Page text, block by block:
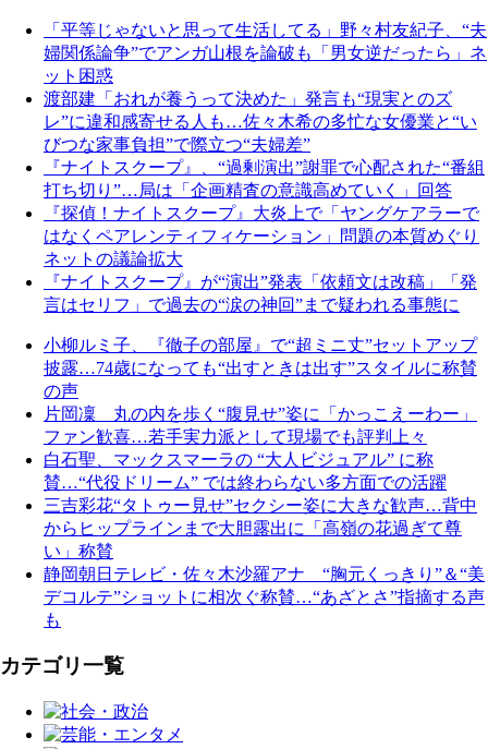
「平等じゃないと思って生活してる」野々村友紀子、“夫
婦関係論争”でアンガ山根を論破も「男女逆だったら」ネ
ット困惑
渡部建「おれが養うって決めた」発言も“現実とのズ
レ”に違和感寄せる人も…佐々木希の多忙な女優業と“い
びつな家事負担”で際立つ“夫婦差”
『ナイトスクープ』、“過剰演出”謝罪で心配された“番組
打ち切り”…局は「企画精査の意識高めていく」回答
『探偵！ナイトスクープ』大炎上で「ヤングケアラーで
はなくペアレンティフィケーション」問題の本質めぐり
ネットの議論拡大
『ナイトスクープ』が“演出”発表「依頼文は改稿」「発
言はセリフ」で過去の“涙の神回”まで疑われる事態に
小柳ルミ子、『徹子の部屋』で“超ミニ丈”セットアップ
披露…74歳になっても“出すときは出す”スタイルに称賛
の声
片岡凜 丸の内を歩く“腹見せ”姿に「かっこえーわー」
ファン歓喜…若手実力派として現場でも評判上々
白石聖、マックスマーラの “大人ビジュアル” に称
賛…“代役ドリーム” では終わらない多方面での活躍
三吉彩花“タトゥー見せ”セクシー姿に大きな歓声…背中
からヒップラインまで大胆露出に「高嶺の花過ぎて尊
い」称賛
静岡朝日テレビ・佐々木沙羅アナ “胸元くっきり”＆“美
デコルテ”ショットに相次ぐ称賛…“あざとさ”指摘する声
も
カテゴリ一覧